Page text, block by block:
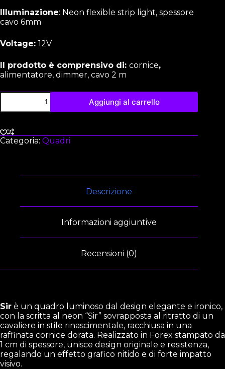
Illuminazione: Neon flexible strip light, spessore
cavo 6mm
Voltage: 12V
Il prodotto è comprensivo di: cornice,
alimentatore, dimmer, cavo 2 m
Aggiungi al carrello
Categoria: Quadri
Descrizione
Informazioni aggiuntive
Recensioni (0)
Sir è un quadro luminoso dal design elegante e ironico,
con la scritta al neon “Sir” sovrapposta al ritratto di un
cavaliere in stile rinascimentale, racchiusa in una
raffinata cornice dorata. Realizzato in Forex stampato da
1 cm di spessore, unisce design originale e resistenza,
regalando un effetto grafico nitido e di forte impatto
visivo.